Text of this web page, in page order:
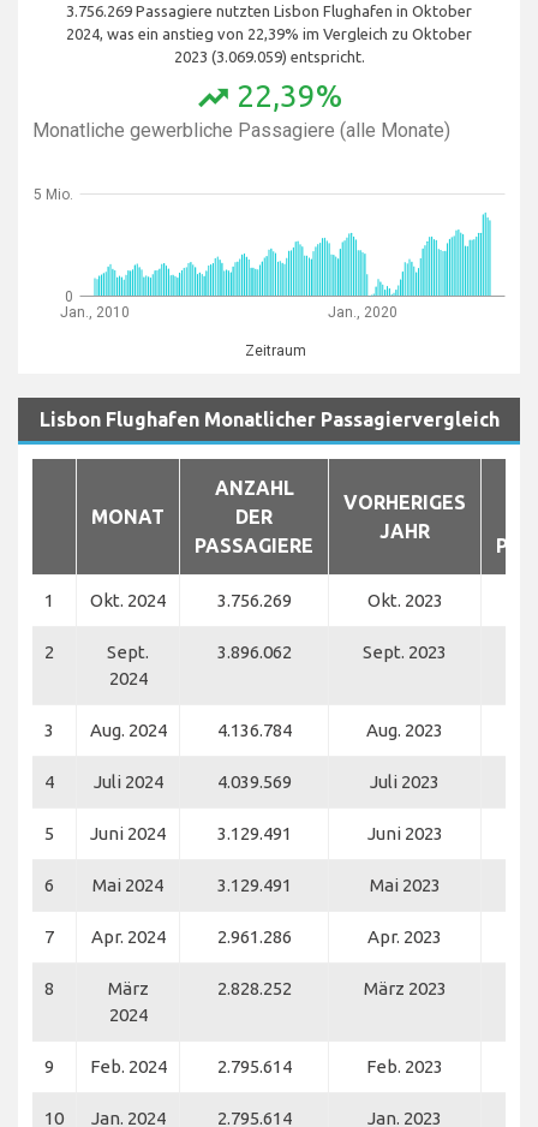
3.756.269 Passagiere nutzten Lisbon Flughafen in Oktober
2024, was ein anstieg von 22,39% im Vergleich zu Oktober
2023 (3.069.059) entspricht.
trending_up 22,39%
Monatliche gewerbliche Passagiere (alle Monate)
Jan., 2010 Jan., 2020
Zeitraum
0
5 Mio.
Lisbon Flughafen Monatlicher Passagiervergleich
MONAT
ANZAHL
DER
PASSAGIERE
VORHERIGES
JAHR
1 Okt. 2024 3.756.269 Okt. 2023
2
Sept.
2024
3.896.062 Sept. 2023
3 Aug. 2024 4.136.784 Aug. 2023
4 Juli 2024 4.039.569 Juli 2023
5 Juni 2024 3.129.491 Juni 2023
6 Mai 2024 3.129.491 Mai 2023
7 Apr. 2024 2.961.286 Apr. 2023
8
März
2024
2.828.252 März 2023
9 Feb. 2024 2.795.614 Feb. 2023
10 Jan. 2024 2.795.614 Jan. 2023